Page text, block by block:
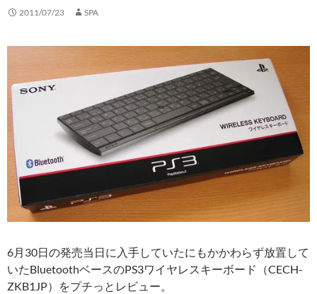
2011/07/23 SPA
6月30日の発売当日に入手していたにもかかわらず放置して
いたBluetoothベースのPS3ワイヤレスキーボード（CECH-
ZKB1JP）をプチっとレビュー。